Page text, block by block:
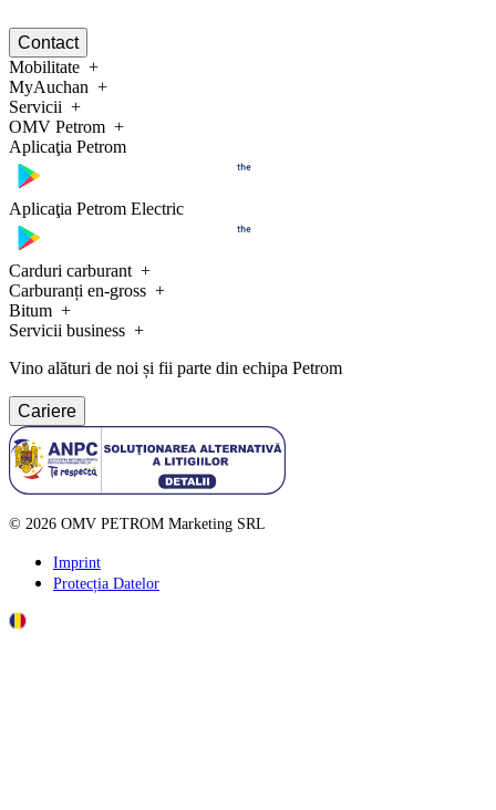
Contact
Mobilitate
MyAuchan
Servicii
OMV Petrom
Aplicaţia Petrom
Aplicaţia Petrom Electric
Carduri carburant
Carburanți en-gross
Bitum
Servicii business
Vino alături de noi și fii parte din echipa Petrom
Cariere
© 2026 OMV PETROM Marketing SRL
Imprint
Protecția Datelor